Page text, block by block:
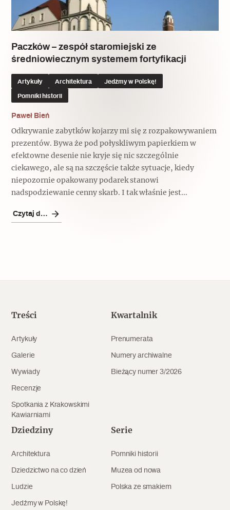
Paczków – zespół staromiejski ze
średniowiecznym systemem fortyfikacji
Artykuły Architektura Jedźmy w Polskę!
Pomniki historii
Paweł Bień
Odkrywanie zabytków kojarzy mi się z rozpakowywaniem
prezentów. Bywa że pod połyskliwym papierkiem w
efektowne desenie nie kryje się nic szczególnie
ciekawego, ale są na szczęście także sytuacje, kiedy
niepozornie opakowany podarek stanowi
nadspodziewanie cenny skarb. I tak właśnie jest...
Czytaj dalej
Treści
Artykuły
Galerie
Wywiady
Recenzje
Spotkania z Krakowskimi
Kawiarniami
Kwartalnik
Prenumerata
Numery archiwalne
Bieżący numer 3/2026
Dziedziny
Architektura
Dziedzictwo na co dzień
Ludzie
Jedźmy w Polskę!
Serie
Pomniki historii
Muzea od nowa
Polska ze smakiem